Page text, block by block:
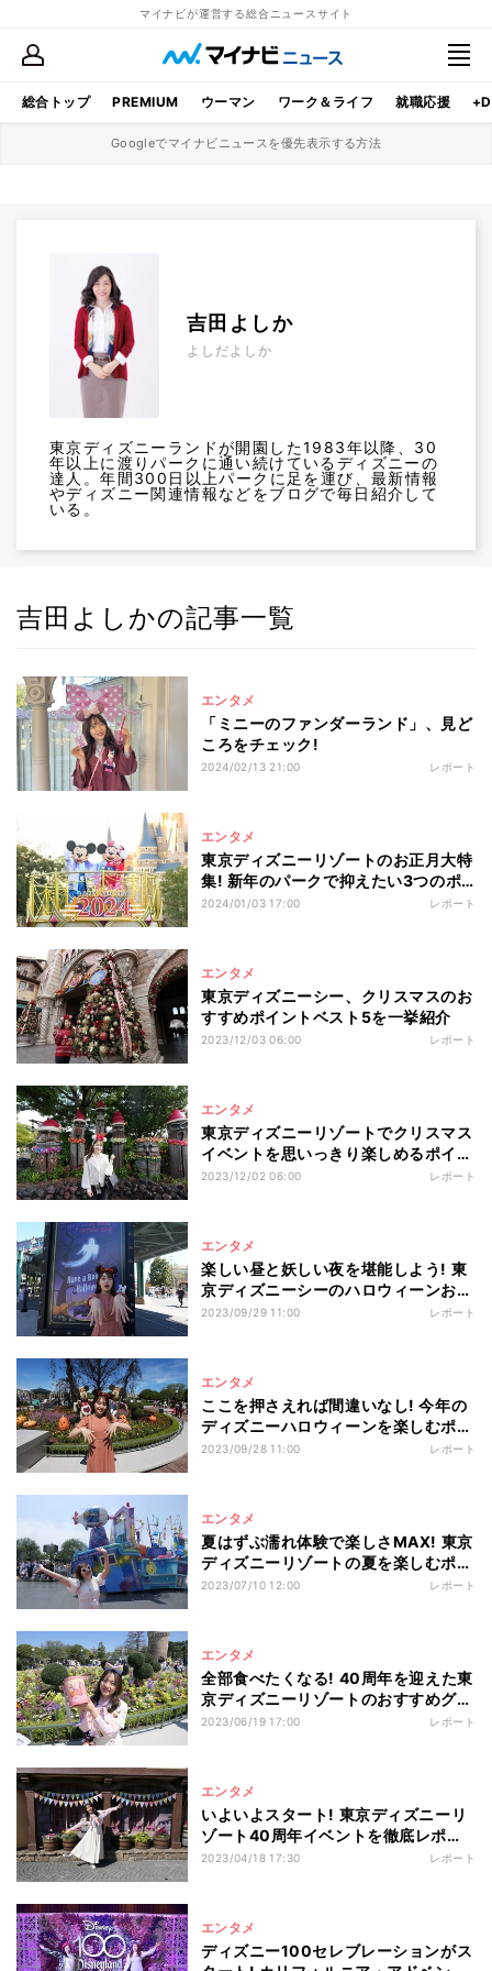
マイナビが運営する総合ニュースサイト
総合トップ PREMIUM ウーマン ワーク＆ライフ 就職応援
Googleでマイナビニュースを優先表示する方法
吉田よしか
よしだよしか
東京ディズニーランドが開園した1983年以降、30
年以上に渡りパークに通い続けているディズニーの
達人。年間300日以上パークに足を運び、最新情報
やディズニー関連情報などをブログで毎日紹介して
いる。
吉田よしかの記事一覧
エンタメ
「ミニーのファンダーランド」、見ど
ころをチェック!
2024/02/13 21:00 レポート
エンタメ
東京ディズニーリゾートのお正月大特
集! 新年のパークで抑えたい3つのポ
イント
2024/01/03 17:00 レポート
エンタメ
東京ディズニーシー、クリスマスのお
すすめポイントベスト5を一挙紹介
2023/12/03 06:00 レポート
エンタメ
東京ディズニーリゾートでクリスマス
イベントを思いっきり楽しめるポイン
トベスト5を一挙紹介!
2023/12/02 06:00 レポート
エンタメ
楽しい昼と妖しい夜を堪能しよう! 東
京ディズニーシーのハロウィーンおす
すめポイントベスト5
2023/09/29 11:00 レポート
エンタメ
ここを押さえれば間違いなし! 今年の
ディズニーハロウィーンを楽しむポイ
ントベスト5
2023/09/28 11:00 レポート
エンタメ
夏はずぶ濡れ体験で楽しさMAX! 東京
ディズニーリゾートの夏を楽しむポイ
ントを一挙紹介
2023/07/10 12:00 レポート
エンタメ
全部食べたくなる! 40周年を迎えた東
京ディズニーリゾートのおすすめグル
メを一挙ご紹介
2023/06/19 17:00 レポート
エンタメ
いよいよスタート! 東京ディズニーリ
ゾート40周年イベントを徹底レポー
ト
2023/04/18 17:30 レポート
エンタメ
ディズニー100セレブレーションがス